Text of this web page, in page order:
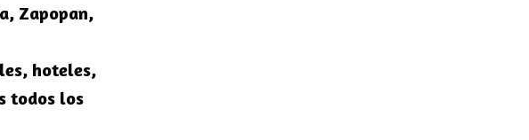
Zapopan,
hoteles,
todos los